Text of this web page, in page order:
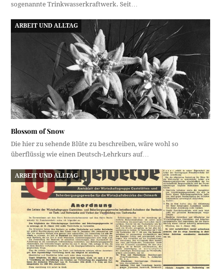
sogenannte Trinkwasserkraftwerk. Seit…
ARBEIT UND ALLTAG
Blossom of Snow
Die hier zu sehende Blüte zu beschreiben, wäre wohl so
überflüssig wie einen Deutsch-Lehrkurs auf…
ARBEIT UND ALLTAG